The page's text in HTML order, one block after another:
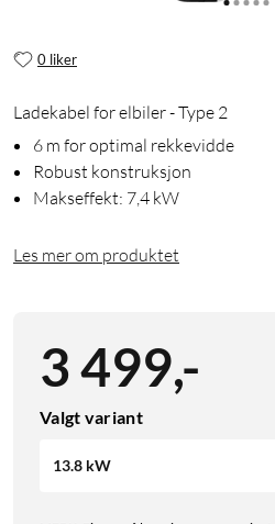
0 liker
Ladekabel for elbiler - Type 2
6 m for optimal rekkevidde
Robust konstruksjon
Makseffekt: 7,4 kW
Les mer om produktet
3 499,-
Valgt variant
13.8 kW